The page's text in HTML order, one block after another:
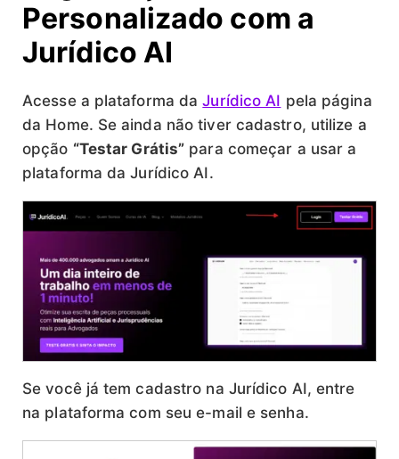
Personalizado com a
Jurídico AI
Acesse a plataforma daJurídico AI pela página
da Home. Se ainda não tiver cadastro, utilize a
opção “Testar Grátis” para começar a usar a
plataforma da Jurídico AI.
Se você já tem cadastro na Jurídico AI, entre
na plataforma com seu e-mail e senha.